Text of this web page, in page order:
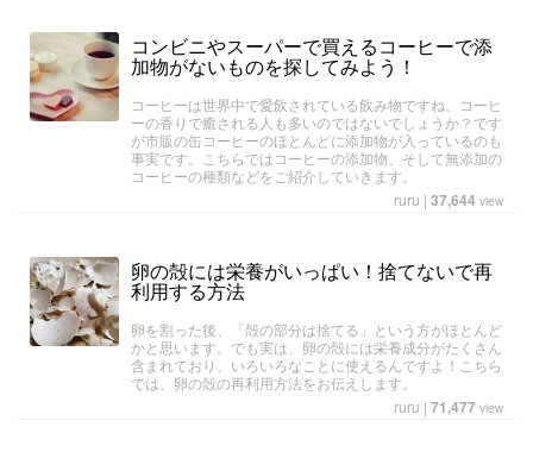
コンビニやスーパーで買えるコーヒーで添
加物がないものを探してみよう！
コーヒーは世界中で愛飲されている飲み物ですね。コーヒ
ーの香りで癒される人も多いのではないでしょうか？です
が市販の缶コーヒーのほとんどに添加物が入っているのも
事実です。こちらではコーヒーの添加物、そして無添加の
コーヒーの種類などをご紹介していきます。
ruru | 37,644 view
卵の殻には栄養がいっぱい！捨てないで再
利用する方法
卵を割った後、「殻の部分は捨てる」という方がほとんど
かと思います。でも実は、卵の殻には栄養成分がたくさん
含まれており、いろいろなことに使えるんですよ！こちら
では、卵の殻の再利用方法をお伝えします。
ruru | 71,477 view